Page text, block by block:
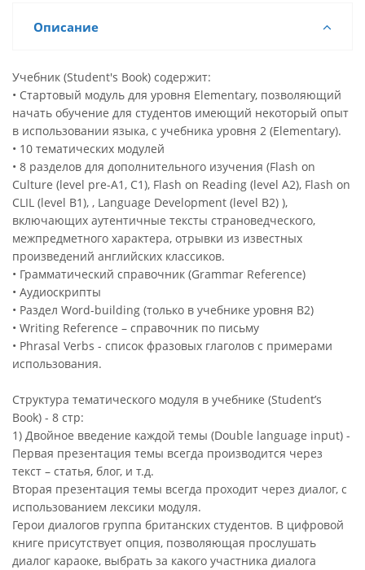
Описание
Учебник (Student's Book) содержит:
• Стартовый модуль для уровня Elementary, позволяющий
начать обучение для студентов имеющий некоторый опыт
в использовании языка, с учебника уровня 2 (Elementary).
• 10 тематических модулей
• 8 разделов для дополнительного изучения (Flash on
Culture (level pre-A1, C1), Flash on Reading (level A2), Flash on
CLIL (level B1), , Language Development (level B2) ),
включающих аутентичные тексты страноведческого,
межпредметного характера, отрывки из известных
произведений английских классиков.
• Грамматический справочник (Grammar Reference)
• Аудиоскрипты
• Раздел Word-building (только в учебнике уровня В2)
• Writing Reference – справочник по письму
• Phrasal Verbs - список фразовых глаголов с примерами
использования.
Структура тематического модуля в учебнике (Student’s
Book) - 8 стр:
1) Двойное введение каждой темы (Double language input) -
Первая презентация темы всегда производится через
текст – статья, блог, и т.д.
Вторая презентация темы всегда проходит через диалог, с
использованием лексики модуля.
Герои диалогов группа британских студентов. В цифровой
книге присутствует опция, позволяющая прослушать
диалог караоке, выбрать за какого участника диалога